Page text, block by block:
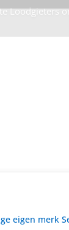
Loodgieters
eigen merk